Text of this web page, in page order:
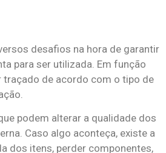
desafios na hora de garantir
para ser utilizada. Em função
de acordo com o tipo de
podem alterar a qualidade dos
Caso algo aconteça, existe a
dos itens, perder componentes,